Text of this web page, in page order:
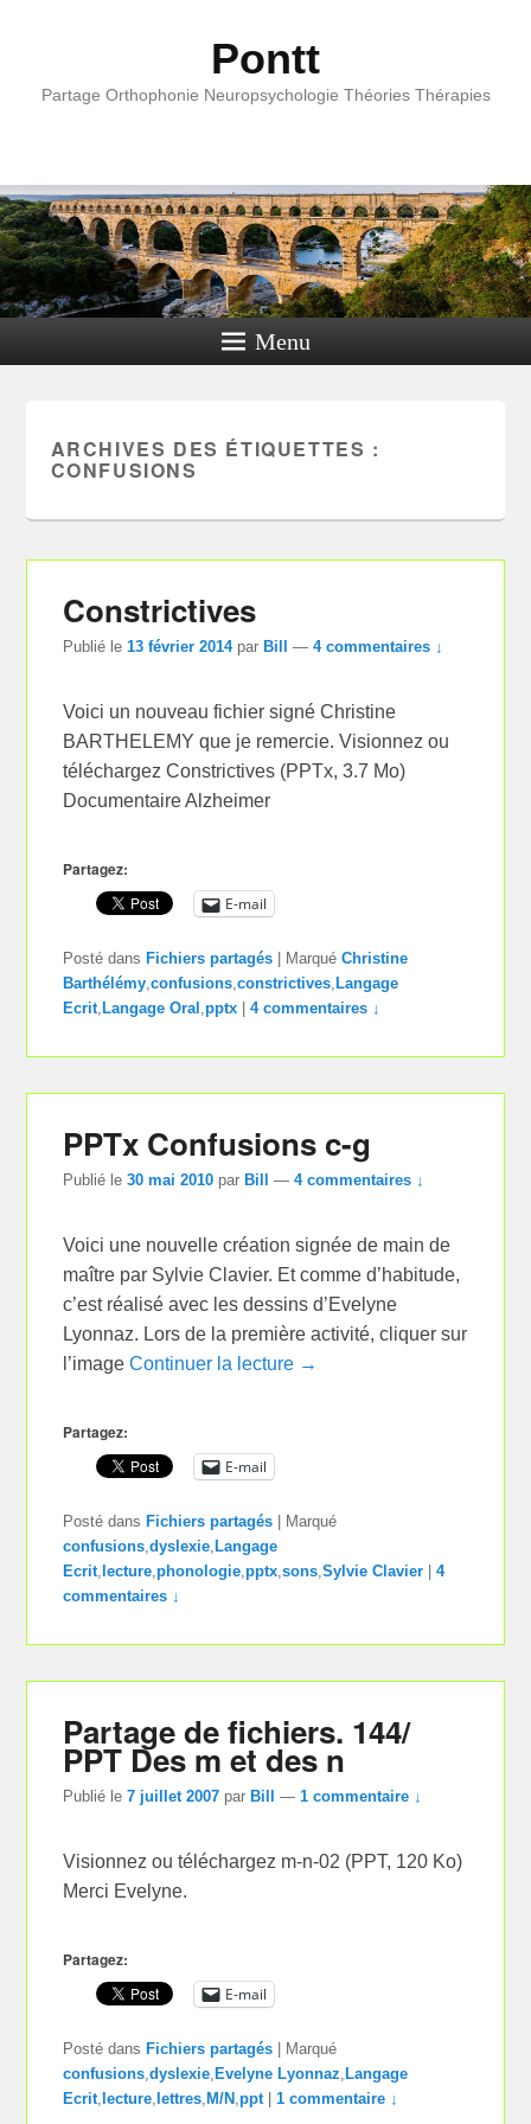
Pontt
Partage Orthophonie Neuropsychologie Théories Thérapies
Menu
ARCHIVES DES ÉTIQUETTES :
CONFUSIONS
Constrictives
Publié le13 février 2014 par Bill —4 commentaires ↓
Voici un nouveau fichier signé Christine
BARTHELEMY que je remercie. Visionnez ou
téléchargez Constrictives (PPTx, 3.7 Mo)
Documentaire Alzheimer
Partagez:
E-mail
Posté dans Fichiers partagés Marqué Christine
Barthélémy,confusions,constrictives, Langage
Ecrit, Langage Oral ,pptx |4 commentaires ↓
PPTx Confusions c-g
Publié le30 mai 2010 par Bill —4 commentaires ↓
Voici une nouvelle création signée de main de
maître par Sylvie Clavier. Et comme d’habitude,
c’est réalisé avec les dessins d’Evelyne
Lyonnaz. Lors de la première activité, cliquer sur
l’imageContinuer la lecture →
Partagez:
E-mail
Posté dans Fichiers partagés
Marqué
confusions ,dyslexie Langage
Ecrit lecture ,phonologie ,pptx ,sons ,Sylvie Clavier |4
commentaires ↓
Partage de fichiers. 144/
PPT Des m et des n
Publié le7 juillet 2007 parBill —1 commentaire ↓
Visionnez ou téléchargez m-n-02 (PPT, 120 Ko)
Merci Evelyne.
Partagez:
E-mail
Posté dans Fichiers partagés | Marqué
confusions ,dyslexie ,Evelyne Lyonnaz ,Langage
Ecrit lecture lettres ,M/N ,ppt |1 commentaire ↓